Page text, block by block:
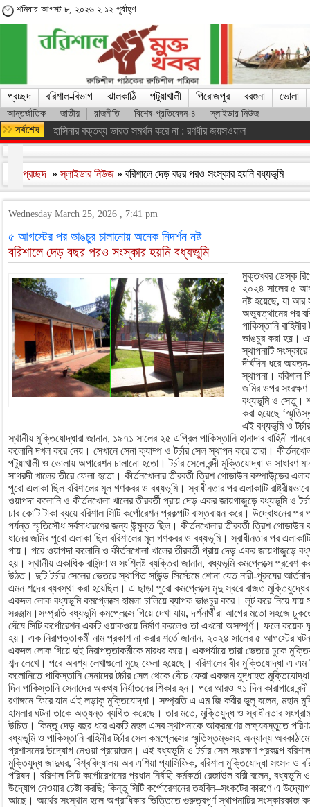
শনিবার আগস্ট ৮, ২০২৬ ২:১২ পূর্বাহ্ণ
প্রচ্ছদ বরিশাল-বিভাগ ঝালকাঠি পটুয়াখালী পিরোজপুর বরগুনা ভোলা
আন্তর্জাতিক জাতীয় রাজনীতি বিশেষ-প্রতিবেদন-৪ স্লাইডার নিউজ
শেখ হাসিনার সঙ্গে দেশে ফিরতে চান সাকিব
প্রচ্ছদ »স্লাইডার নিউজ » বরিশালে দেড় বছর পরও সংস্কার হয়নি বধ্যভূমি
Wednesday March 25, 2026 , 7:41 pm
৫ আগস্টের পর ভাঙচুর চালানোয় অনেক নিদর্শন নষ্ট
বরিশালে দেড় বছর পরও সংস্কার হয়নি বধ্যভূমি
মুক্তখবর ডেস্ক
২০২৪ সালের ৫
নষ্ট হয়েছে, যা
অভ্যুত্থানের পর
পাকিস্তানি
ভাঙচুর করা হয়।
স্থাপনাটি
দীর্ঘদিন ধরে
স্থাপনা। বরিশাল
জমির ওপর সংরক্ষণ
বধ্যভূমি ও সেতু।
করা হয়েছে
এই বধ্যভূমি ও
স্থানীয় মুক্তিযোদ্ধারা জানান, ১৯৭১ সালের ২৫ এপ্রিল পাকিস্তানি হানাদার বাহিনী
কলোনি দখল করে নেয়। সেখানে সেনা ক্যাম্প ও টর্চার সেল স্থাপন করে তারা।
পটুয়াখালী ও ভোলায় অপারেশন চালানো হতো। টর্চার সেলে বন্দী মুক্তিযোদ্ধা ও সাধারণ
সাগরদী খালের তীরে ফেলা হতো। কীর্তনখোলার তীরবর্তী ত্রিশ গোডাউন কম্পাউন্ডের
পুরো এলাকা ছিল বরিশালের মূল গণকবর ও বধ্যভূমি। স্বাধীনতার পর এলাকাটি
ওয়াপদা কলোনি ও কীর্তনখোলা খালের তীরবর্তী প্রায় দেড় একর জায়গাজুড়ে বধ্যভূমি ও
চার কোটি টাকা ব্যয়ে বরিশাল সিটি কর্পোরেশন প্রকল্পটি বাস্তবায়ন করে। উদ্বোধনের পর
পর্যন্ত স্মৃতিসৌধ সর্বসাধারণের জন্য উন্মুক্ত ছিল। কীর্তনখোলার তীরবর্তী ত্রিশ গোডাউন
ধানের জমির পুরো এলাকা ছিল বরিশালের মূল গণকবর ও বধ্যভূমি। স্বাধীনতার পর এলাকাটি
পায়। পরে ওয়াপদা কলোনি ও কীর্তনখোলা খালের তীরবর্তী প্রায় দেড় একর জায়গাজুড়ে
হয়। স্থানীয় একাধিক বাসিন্দা ও সংশ্লিষ্ট ব্যক্তিরা জানান, বধ্যভূমি কমপ্লেক্সে প্রবেশ
উঠত। দুটি টর্চার সেলের ভেতরে স্থাপিত সাউন্ড সিস্টেমে শোনা যেত নারী-পুরুষের
এমন শব্দের ব্যবস্থা করা হয়েছিল। এ ছাড়া পুরো কমপ্লেক্সে মৃদু স্বরে বাজত
একদল লোক বধ্যভূমি কমপ্লেক্সে হামলা চালিয়ে ব্যাপক ভাঙচুর করে। লুট করে নিয়ে যায়
সরঞ্জাম।সম্প্রতি বধ্যভূমি কমপ্লেক্সে গিয়ে দেখা যায়, দর্শনার্থীরা আগের মতো সহজে
ঘেঁষে সিটি কর্পোরেশন একটি ওয়াকওয়ে নির্মাণ করলেও তা এখনো অসম্পূর্ণ। ফলে কয়েক
হয়। এক নিরাপত্তাকর্মী নাম প্রকাশ না করার শর্তে জানান, ২০২৪ সালের ৫ আগস্টের
একদল লোক গিয়ে দুই নিরাপত্তাকর্মীকে মারধর করে। একপর্যায়ে তারা ভেতরে ঢুকে
শব্দ লেখে। পরে অবশ্য লেখাগুলো মুছে ফেলা হয়েছে। বরিশালের বীর মুক্তিযোদ্ধা এ এম
কলোনিতে পাকিস্তানি সেনাদের টর্চার সেল থেকে বেঁচে ফেরা একজন যুদ্ধাহত
দিন পাকিস্তানি সেনাদের অকথ্য নির্যাতনের শিকার হন। পরে আরও ৭১ দিন কারাগারে
রণাঙ্গনে ফিরে যান এই লড়াকু মুক্তিযোদ্ধা। সম্প্রতি এ এম জি কবীর ভুলু বলেন, মহান
হামলার ঘটনা তাকে অত্যন্ত ব্যথিত করেছে। তার মতে, মুক্তিযুদ্ধ ও স্বাধীনতার
উচিত। কিন্তু দেড় বছর ধরে একটি মহল এসব স্থাপনাকে আক্রমণের লক্ষ্যবস্তুতে
বধ্যভূমি ও পাকিস্তানি বাহিনীর টর্চার সেল কমপ্লেক্সের স্মৃতিস্তম্ভসহ অন্যান্য অবকাঠামো
প্রশাসনের উদ্যোগ নেওয়া প্রয়োজন। এই বধ্যভূমি ও টর্চার সেল সংরক্ষণ প্রকল্পে
মুক্তিযুদ্ধ জাদুঘর, বিশ্ববিদ্যালয় অব এশিয়া প্যাসিফিক, বরিশাল মুক্তিযোদ্ধা সংসদ ও
পরিষদ। বরিশাল সিটি কর্পোরেশনের প্রধান নির্বাহী কর্মকর্তা রেজাউল বারী বলেন, বধ্যভূমি
উদ্যোগ নেওয়ার চেষ্টা করছি; কিন্তু সিটি কর্পোরেশনের তহবিল–সংকটের কারণে এ
আছে। অর্থের সংস্থান হলে অগ্রাধিকার ভিত্তিতে গুরুত্বপূর্ণ স্থাপনাটির সংস্কারকাজ